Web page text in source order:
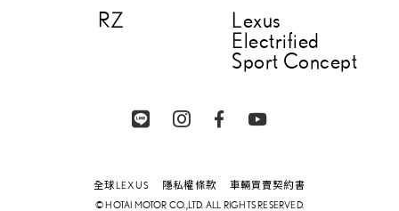
RZ
Lexus
Electrified
Sport Concept
全球LEXUS 隱私權條款 車輛買賣契約書
© HOTAI MOTOR CO.,LTD. ALL RIGHTS RESERVED.